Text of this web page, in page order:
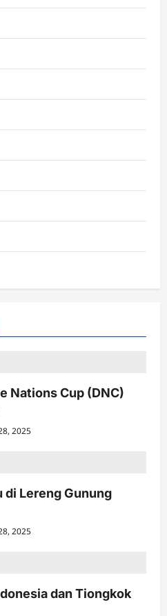
Nations Cup (DNC)
2025
di Lereng Gunung
2025
dan Tiongkok